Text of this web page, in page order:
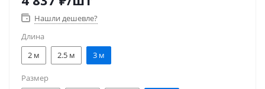
Нашли дешевле?
Длина
2 м
2.5 м 3 м
Размер